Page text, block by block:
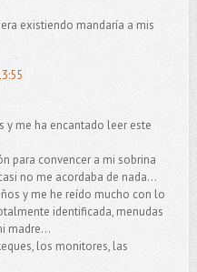
existiendo mandaría a mis
y me ha encantado leer este
para convencer a mi sobrina
no me acordaba de nada...
y me he reído mucho con lo
identificada, menudas
madre...
los monitores, las